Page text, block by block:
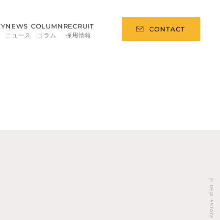
NEWS
ニュース
COLUMN
コラム
RECRUIT
採用情報
CONTACT